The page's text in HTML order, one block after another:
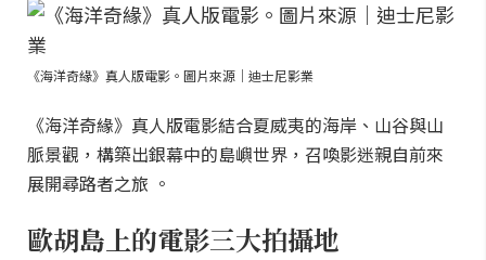
《海洋奇緣》真人版電影。圖片來源｜迪士尼影業
《海洋奇緣》真人版電影結合夏威夷的海岸、山谷與山
脈景觀，構築出銀幕中的島嶼世界，召喚影迷親自前來
展開尋路者之旅 。
歐胡島上的電影三大拍攝地